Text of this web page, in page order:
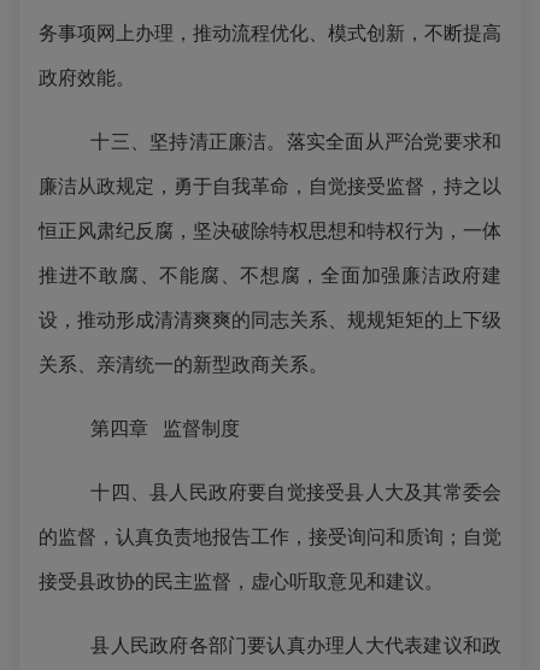
务事项网上办理，推动流程优化、模式创新，不断提高
政府效能。
十三、坚持清正廉洁。落实全面从严治党要求和
廉洁从政规定，勇于自我革命，自觉接受监督，持之以
恒正风肃纪反腐，坚决破除特权思想和特权行为，一体
推进不敢腐、不能腐、不想腐，全面加强廉洁政府建
设，推动形成清清爽爽的同志关系、规规矩矩的上下级
关系、亲清统一的新型政商关系。
第四章 监督制度
十四、县人民政府要自觉接受县人大及其常委会
的监督，认真负责地报告工作，接受询问和质询；自觉
接受县政协的民主监督，虚心听取意见和建议。
县人民政府各部门要认真办理人大代表建议和政